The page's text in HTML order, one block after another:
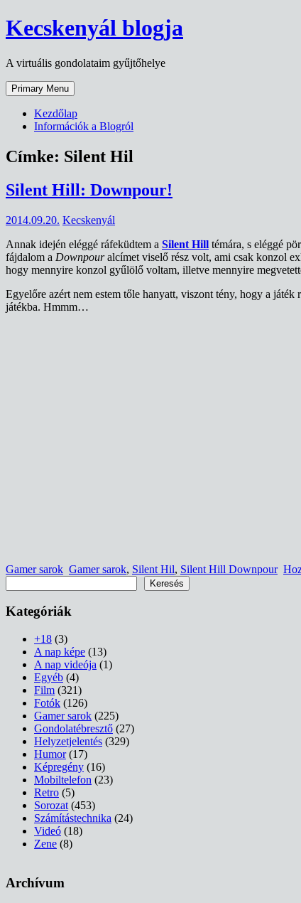
Skip
to
Kecskenyál blogja
A virtuális gondolataim gyűjtőhelye
Primary Menu
Kezdőlap
Információk a Blogról
Címke: Silent Hil
Silent Hill: Downpour!
2014.09.20. Kecskenyál
Annak idején eléggé ráfeküdtem a Silent Hill témára, s eléggé
fájdalom a Downpouralcímet viselő rész volt, ami csak konzol
hogy mennyire konzol gyűlölő voltam, illetve mennyire
Egyelőre azért nem estem tőle hanyatt, viszont tény, hogy a
játékba. Hmmm…
Gamer sarok Gamer sarok, Silent Hil, Silent Hill Downpour
Keresés
Kategóriák
+18 (3)
A nap képe (13)
A nap videója (1)
Egyéb (4)
Film (321)
Fotók (126)
Gamer sarok (225)
Gondolatébresztő (27)
Helyzetjelentés (329)
Humor(17)
Képregény (16)
Mobiltelefon (23)
Retro (5)
Sorozat (453)
Számítástechnika (24)
Videó (18)
Zene (8)
Archívum